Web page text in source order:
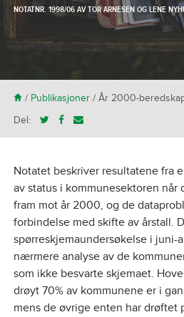
NOTATNR. 1998/06 AVTOR ARNESENOGLENE
H/ Publikasjoner/ År 2000-
Del:
Notatet beskriver resultatene fra
av status i kommunesektoren
fram mot år 2000, og de
forbindelse med skifte av årstall.
spørreskjemaundersøkelse i juni-
nærmere analyse av de
som ikke besvarte skjemaet.
drøyt 70% av kommunene er i
mens de øvrige enten har drøftet